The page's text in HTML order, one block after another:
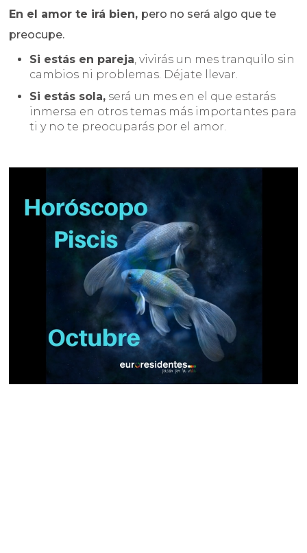
En el amor te irá bien, pero no será algo que te
preocupe.
Si estás en pareja, vivirás un mes tranquilo sin
cambios ni problemas. Déjate llevar.
Si estás sola, será un mes en el que estarás
inmersa en otros temas más importantes para
ti y no te preocuparás por el amor.